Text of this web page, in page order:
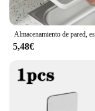
5,48€